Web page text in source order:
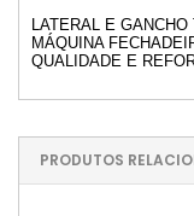
LATERAL E
MÁQUINA
QUALIDADE E
PRODUTOS